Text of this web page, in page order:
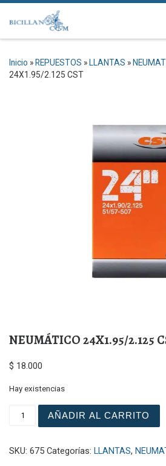
Saltar al contenido
Inicio » REPUESTOS » LLANTAS »
24X1.95/2.125 CST
NEUMÁTICO 24X1.95/2.125
$ 18.000
Hay existencias
NEUMÁTICO 24X1.95/2.125 CST
AÑADIR AL CARRITO
SKU: 675 Categorías: LLANTAS,